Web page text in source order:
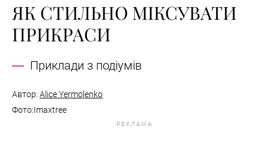
ЯК СТИЛЬНО МІКСУВАТИ
ПРИКРАСИ
Приклади з подіумів
Автор: Alice Yermolenko
Фото:Imaxtree
РЕКЛАМА